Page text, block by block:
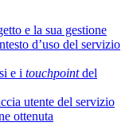
e la sua gestione
d’uso del servizio
e i touchpointdel
utente del servizio
ottenuta